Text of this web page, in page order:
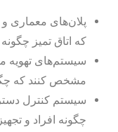
پلان‌های معماری
که اتاق تمیز
سیستم‌های تهویه
مشخص کنند که
سیستم کنترل
چگونه افراد و